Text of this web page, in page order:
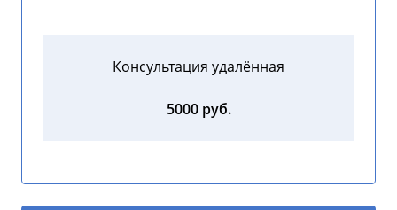
Консультация удалённая
5000 руб.